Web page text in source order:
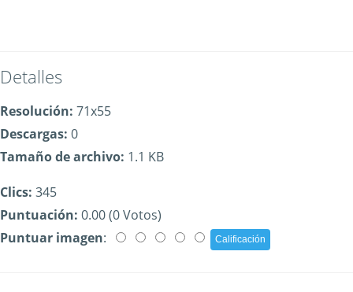
Detalles
Resolución: 71x55
Descargas: 0
Tamaño de archivo: 1.1 KB
Clics: 345
Puntuación: 0.00 (0 Votos)
Puntuar imagen: